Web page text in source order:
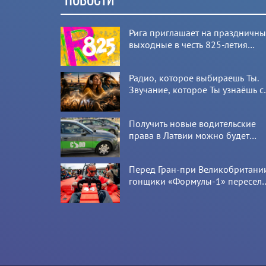
Рига приглашает на
выходные в честь 825-летия
Радио, которое выбираешь Ты.
Звучание, которое Ты узнаёшь с
Получить новые водительские
права в Латвии можно будет
Перед Гран-при
гонщики «Формулы-1» пересели